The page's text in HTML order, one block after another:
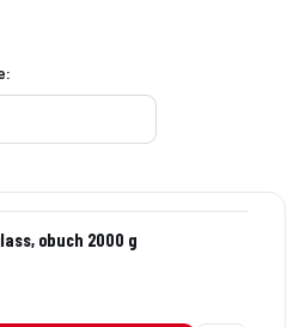
obuch 2000 g